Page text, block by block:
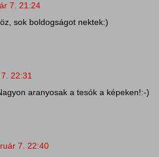
7. 21:24
sok boldogságot nektek:)
22:31
aranyosak a tesók a képeken!:-)
7. 22:40